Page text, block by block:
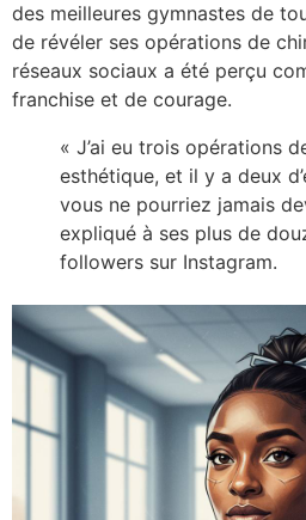
des meilleures gymnastes de
de révéler ses opérations de
réseaux sociaux a été perçu
franchise et de courage.
« J’ai eu trois opérations
esthétique, et il y a deux
vous ne pourriez jamais
expliqué à ses plus de
followers sur Instagram.